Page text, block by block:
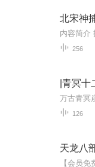
256
126